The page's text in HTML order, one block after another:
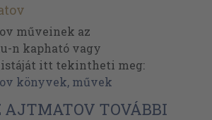
műveinek az
n kapható vagy
itt tekintheti meg:
könyvek, művek
AJTMATOV TOVÁBBI